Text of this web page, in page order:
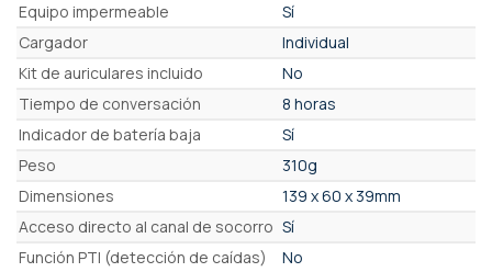
Equipo impermeable
Sí
Cargador
Individual
Kit de auriculares incluido
No
Tiempo de conversación
8 horas
Indicador de batería baja
Sí
Peso
310g
Dimensiones
139 x 60 x 39mm
Acceso directo al canal de socorro Sí
Función PTI (detección de caídas)
No